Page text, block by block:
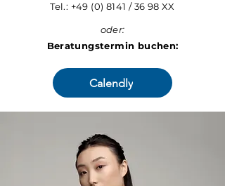
Tel.: +49 (0) 8141 / 36 98 XX
oder:
Beratungstermin buchen:
Calendly